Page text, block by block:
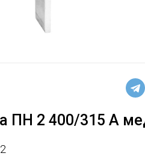
ПН 2 400/315 А